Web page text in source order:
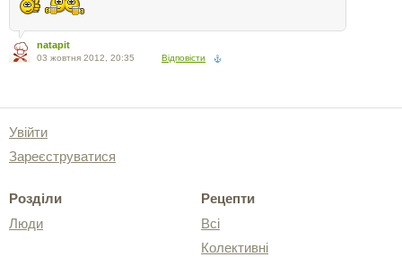
natapit
03 жовтня 2012, 20:35 Відповісти
Увійти
Зареєструватися
Розділи
Люди
Рецепти
Всі
Колективні